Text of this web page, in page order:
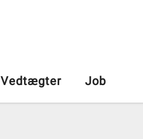
Vedtægter Job